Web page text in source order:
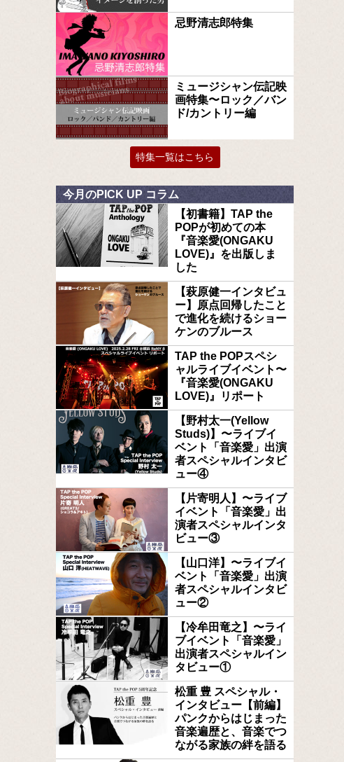
忌野清志郎特集
ミュージシャン伝記映
画特集〜ロック／バン
ド/カントリー編
特集一覧はこちら
今月のPICK UP コラム
【初書籍】TAP the
POPが初めての本
『音楽愛(ONGAKU
LOVE)』を出版しま
した
【萩原健一インタビュ
ー】原点回帰したこと
で進化を続けるショー
ケンのブルース
TAP the POPスペシ
ャルライブイベント〜
『音楽愛(ONGAKU
LOVE)』リポート
【野村太一(Yellow
Studs)】〜ライブイ
ベント「音楽愛」出演
者スペシャルインタビ
ュー④
【片寄明人】〜ライブ
イベント「音楽愛」出
演者スペシャルインタ
ビュー③
【山口洋】〜ライブイ
ベント「音楽愛」出演
者スペシャルインタビ
ュー②
【冷牟田竜之】〜ライ
ブイベント「音楽愛」
出演者スペシャルイン
タビュー①
松重 豊 スペシャル・
インタビュー【前編】
パンクからはじまった
音楽遍歴と、音楽でつ
ながる家族の絆を語る